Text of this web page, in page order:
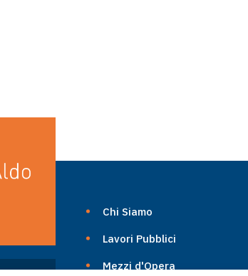
Chi Siamo
Lavori Pubblici
Mezzi d'Opera